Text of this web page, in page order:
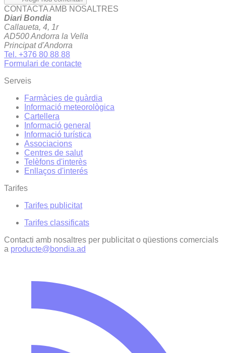
CONTACTA AMB NOSALTRES
Diari Bondia
Callaueta, 4, 1r
AD500 Andorra la Vella
Principat d'Andorra
Tel. +376 80 88 88
Formulari de contacte
Serveis
Farmàcies de guàrdia
Informació meteorològica
Cartellera
Informació general
Informació turística
Associacions
Centres de salut
Telèfons d'interès
Enllaços d'interés
Tarifes
Tarifes publicitat
Tarifes classificats
Contacti amb nosaltres per publicitat o qüestions comercials
a producte@bondia.ad